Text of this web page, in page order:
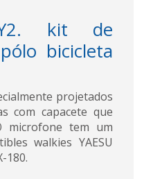
kit de
bicicleta
projetados
com capacete que
microfone tem um
walkies YAESU
180.